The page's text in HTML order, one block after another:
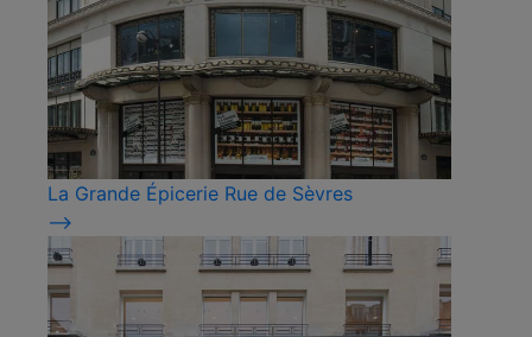
La Grande Épicerie Rue de Sèvres
⟶